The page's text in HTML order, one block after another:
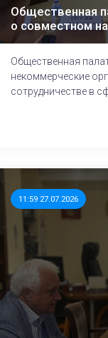
Общественная
о совместном
Общественная
некоммерческие
сотрудничестве в
11:59 27.07.2026